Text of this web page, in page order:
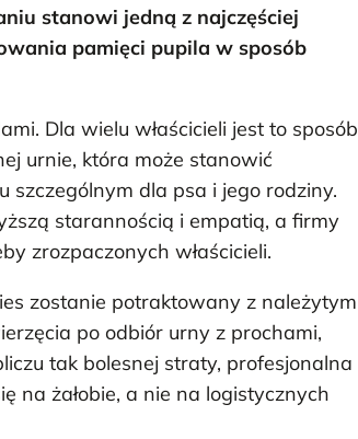
stanowi jedną z najczęściej
pamięci pupila w sposób
Dla wielu właścicieli jest to sposób
urnie, która może stanowić
dla psa i jego rodziny.
starannością i empatią, a firmy
zrozpaczonych właścicieli.
zostanie potraktowany z należytym
po odbiór urny z prochami,
tak bolesnej straty, profesjonalna
na żałobie, a nie na logistycznych